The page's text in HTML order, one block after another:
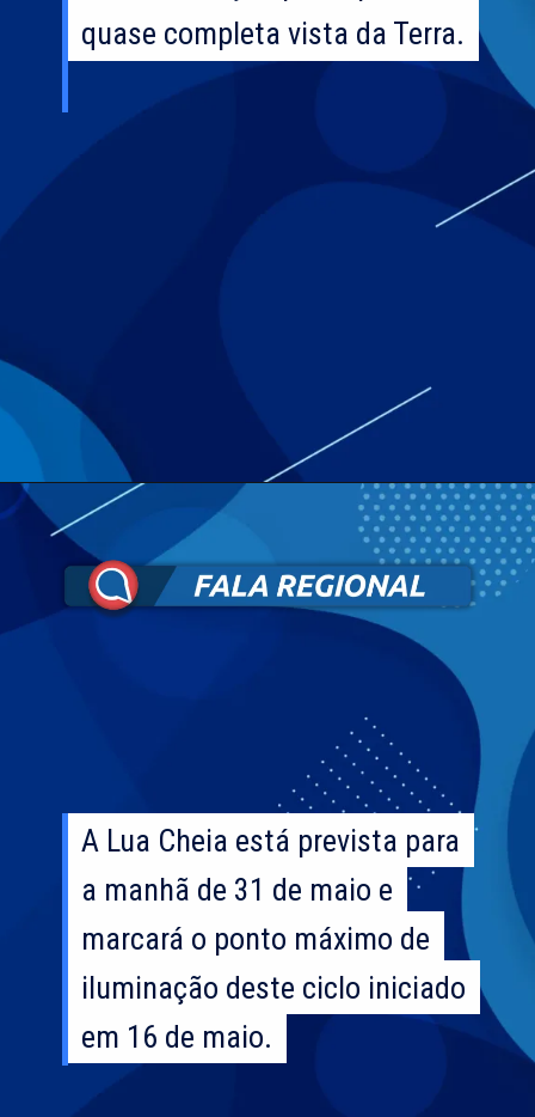
quase completa vista da Terra.
quase completa vista da Terra.
A Lua Cheia está prevista para
a manhã de 31 de maio e
marcará o ponto máximo de
iluminação deste ciclo iniciado
em 16 de maio.
A Lua Cheia está prevista para
a manhã de 31 de maio e
marcará o ponto máximo de
iluminação deste ciclo iniciado
em 16 de maio.